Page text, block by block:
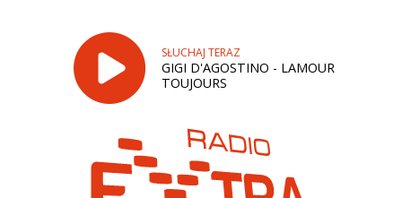
SŁUCHAJ TERAZ
GIGI D'AGOSTINO - LAMOUR
TOUJOURS